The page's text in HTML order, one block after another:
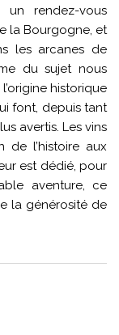
rendez-vous
la Bourgogne, et
les arcanes de
du sujet nous
historique
font, depuis tant
avertis. Les vins
de l’histoire aux
est dédié, pour
aventure, ce
la générosité de